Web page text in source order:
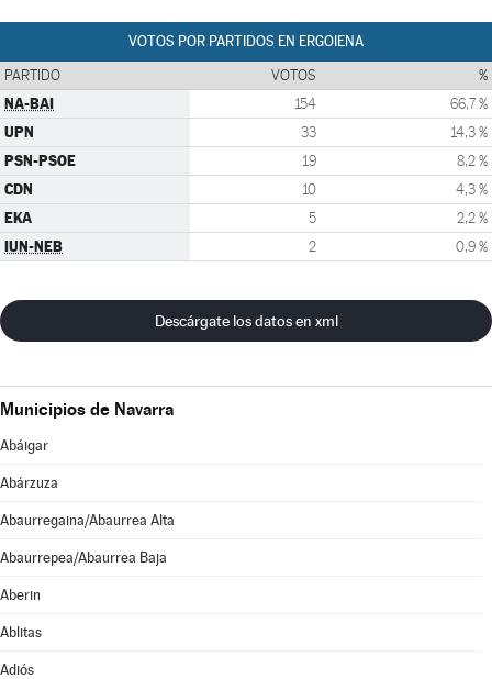
VOTOS POR PARTIDOS EN ERGOIENA
PARTIDO VOTOS %
NA-BAI 154 66,7 %
UPN 33 14,3 %
PSN-PSOE 19 8,2 %
CDN 10 4,3 %
EKA 5 2,2 %
IUN-NEB 2 0,9 %
Descárgate los datos en xml
Municipios de Navarra
Abáigar
Abárzuza
Abaurregaina/Abaurrea Alta
Abaurrepea/Abaurrea Baja
Aberin
Ablitas
Adiós